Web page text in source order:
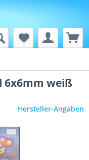
6x6mm weiß
Hersteller-Angaben